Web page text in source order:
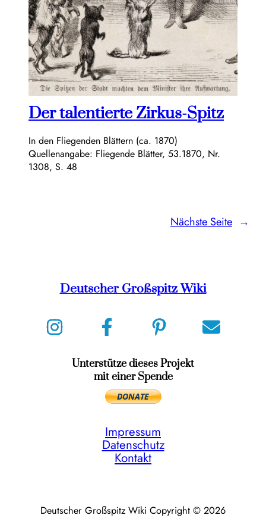
Der talentierte Zirkus-Spitz
In den Fliegenden Blättern (ca. 1870)
Quellenangabe: Fliegende Blätter, 53.1870, Nr.
1308, S. 48
Nächste Seite →
Deutscher Großspitz Wiki
Unterstütze dieses Projekt
mit einer Spende
Impressum
Datenschutz
Kontakt
Deutscher Großspitz Wiki Copyright © 2026